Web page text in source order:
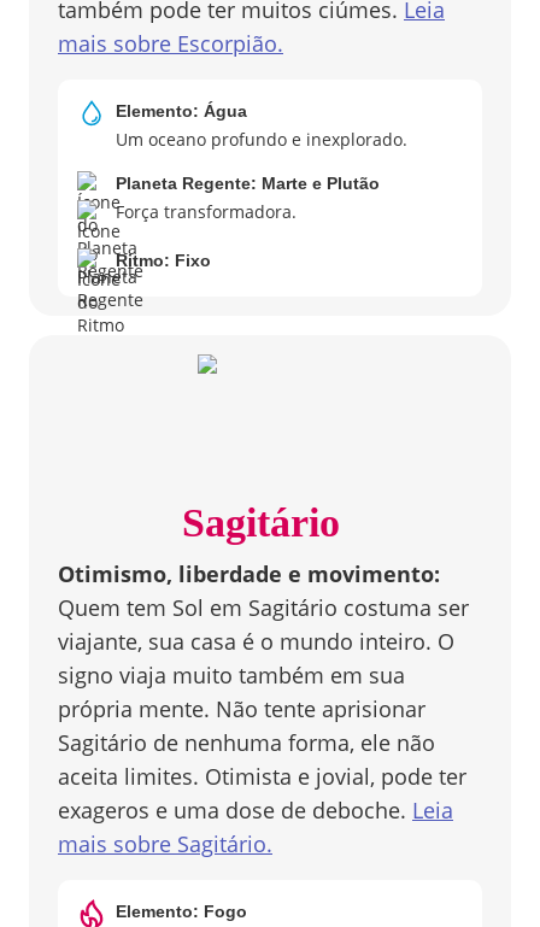
também pode ter muitos ciúmes. Leia
mais sobre Escorpião.
Elemento: Água
Um oceano profundo e inexplorado.
Planeta Regente: Marte e Plutão
Força transformadora.
Ritmo: Fixo
Sagitário
Otimismo, liberdade e movimento:
Quem tem Sol em Sagitário costuma ser
viajante, sua casa é o mundo inteiro. O
signo viaja muito também em sua
própria mente. Não tente aprisionar
Sagitário de nenhuma forma, ele não
aceita limites. Otimista e jovial, pode ter
exageros e uma dose de deboche. Leia
mais sobre Sagitário.
Elemento: Fogo